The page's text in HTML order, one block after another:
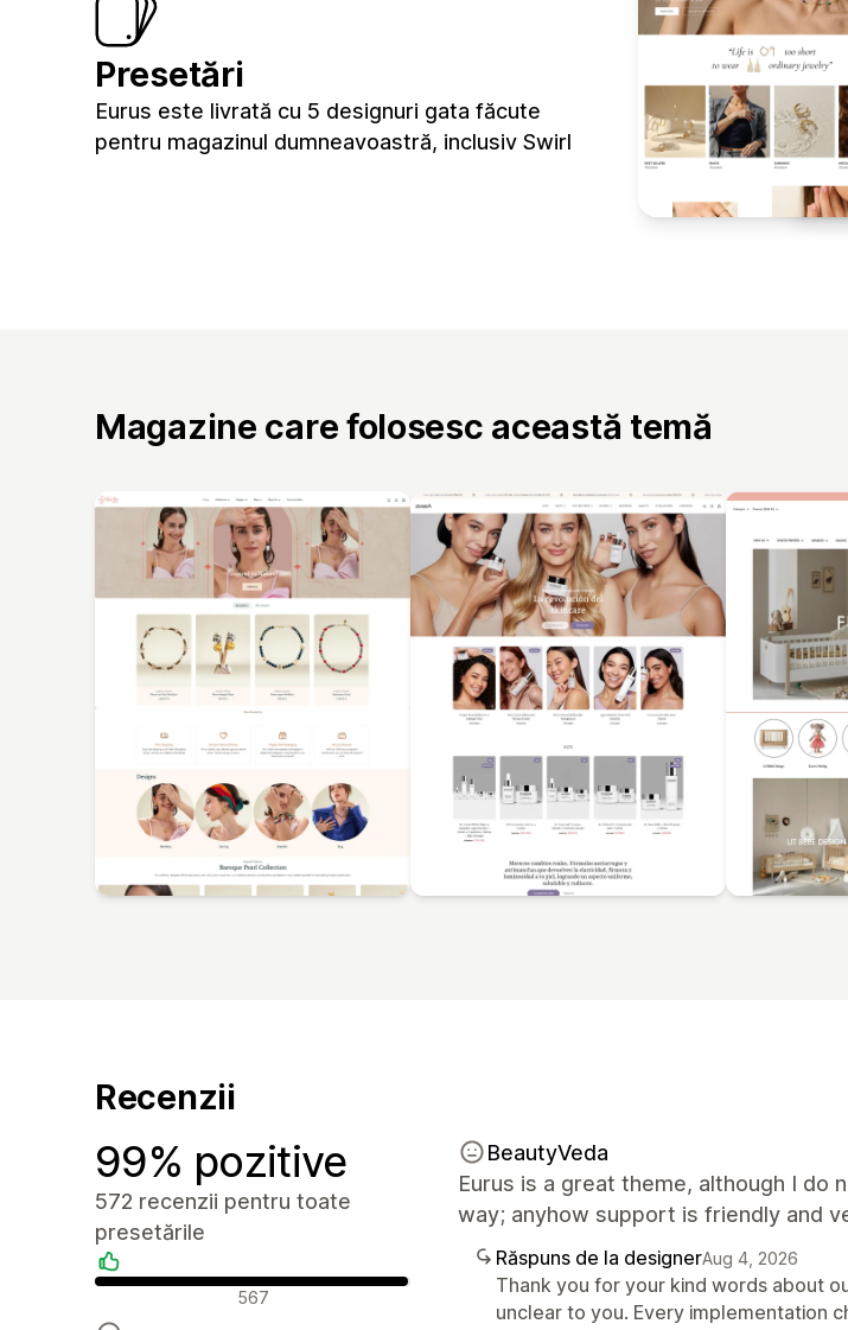
Presetări
Eurus este livrată cu 5 designuri gata făcute
pentru magazinul dumneavoastră, inclusiv Swirl
Magazine care folosesc această temă
Recenzii
99% pozitive
572 recenzii pentru toate
presetările
Recenzii pozitive567
BeautyVeda
Eurus is a great theme, although I do
way; anyhow support is friendly and
Răspuns de la designerAug 4, 2026
Thank you for your kind words about
unclear to you. Every implementation